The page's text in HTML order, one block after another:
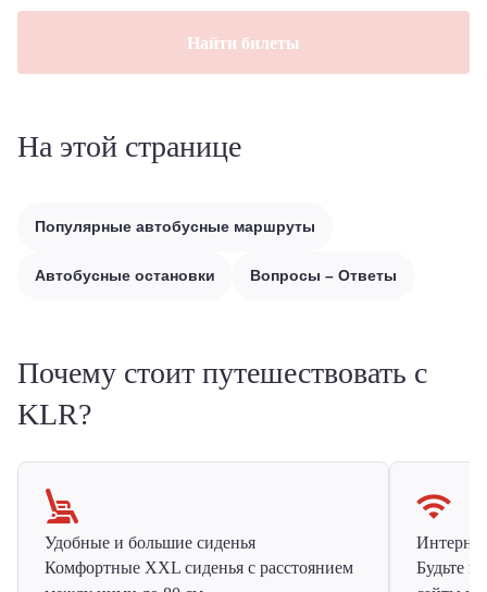
Найти билеты
На этой странице
Популярные автобусные маршруты
Автобусные остановки Вопросы – Ответы
Почему стоит путешествовать с
KLR?
Удобные и большие сиденья
Комфортные XXL сиденья с расстоянием
Будьте